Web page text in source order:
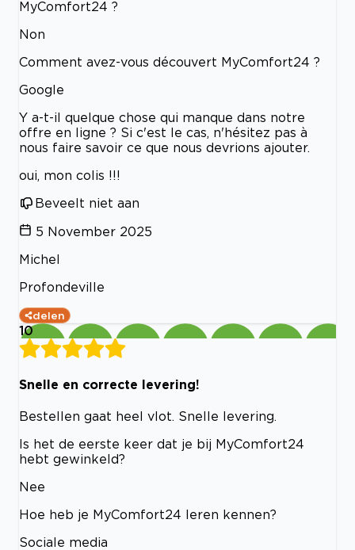
MyComfort24 ?
Non
Comment avez-vous découvert MyComfort24 ?
Google
Y a-t-il quelque chose qui manque dans notre
offre en ligne ? Si c'est le cas, n'hésitez pas à
nous faire savoir ce que nous devrions ajouter.
oui, mon colis !!!
Beveelt niet aan
5 November 2025
Michel
Profondeville
delen
10
Snelle en correcte levering!
Bestellen gaat heel vlot. Snelle levering.
Is het de eerste keer dat je bij MyComfort24
hebt gewinkeld?
Nee
Hoe heb je MyComfort24 leren kennen?
Sociale media